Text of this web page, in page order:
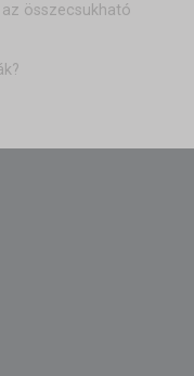
összecsukható